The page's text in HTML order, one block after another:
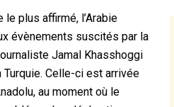
plus affirmé, l’Arabie
évènements suscités par la
Jamal Khasshoggi
Celle-ci est arrivée
au moment où le